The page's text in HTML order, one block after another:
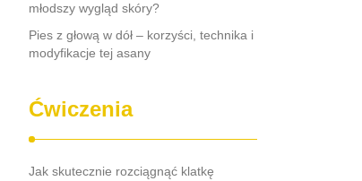
młodszy wygląd skóry?
Pies z głową w dół – korzyści, technika i
modyfikacje tej asany
Ćwiczenia
Jak skutecznie rozciągnąć klatkę